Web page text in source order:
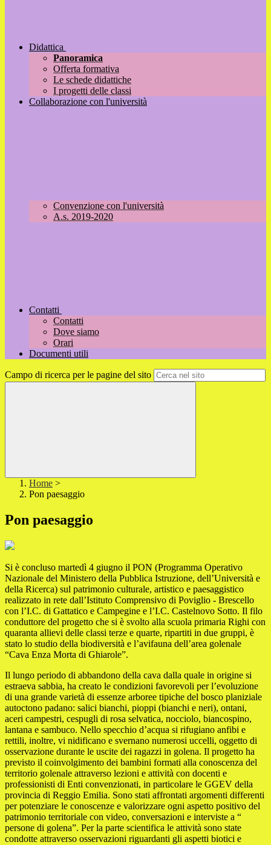
Didattica
Panoramica
Offerta formativa
Le schede didattiche
I progetti delle classi
Collaborazione con l'università
Convenzione con l'università
A.s. 2019-2020
Contatti
Contatti
Dove siamo
Orari
Documenti utili
Campo di ricerca per le pagine del sito
Home >
Pon paesaggio
Pon paesaggio
Si è concluso martedì 4 giugno il PON (Programma Operativo
Nazionale del Ministero della Pubblica Istruzione, dell’Università e
della Ricerca) sul patrimonio culturale, artistico e paesaggistico
realizzato in rete dall’Istituto Comprensivo di Poviglio - Brescello
con l’I.C. di Gattatico e Campegine e l’I.C. Castelnovo Sotto. Il filo
conduttore del progetto che si è svolto alla scuola primaria Righi con
quaranta allievi delle classi terze e quarte, ripartiti in due gruppi, è
stato lo studio della biodiversità e l’avifauna dell’area golenale
“Cava Enza Morta di Ghiarole”.
Il lungo periodo di abbandono della cava dalla quale in origine si
estraeva sabbia, ha creato le condizioni favorevoli per l’evoluzione
di una grande varietà di essenze arboree tipiche del bosco planiziale
autoctono padano: salici bianchi, pioppi (bianchi e neri), ontani,
aceri campestri, cespugli di rosa selvatica, nocciolo, biancospino,
lantana e sambuco. Nello specchio d’acqua si rifugiano anfibi e
rettili, inoltre, vi nidificano e svernano numerosi uccelli, oggetto di
osservazione durante le uscite dei ragazzi in golena. Il progetto ha
previsto il coinvolgimento dei bambini formati alla conoscenza del
territorio golenale attraverso lezioni e attività con docenti e
professionisti di Enti convenzionati, in particolare le GGEV della
provincia di Reggio Emilia. Sono stati affrontati argomenti differenti
per potenziare le conoscenze e valorizzare ogni aspetto positivo del
patrimonio territoriale con video, conversazioni e interviste a “
persone di golena”. Per la parte scientifica le attività sono state
condotte attraverso osservazioni riguardanti gli aspetti biotici e